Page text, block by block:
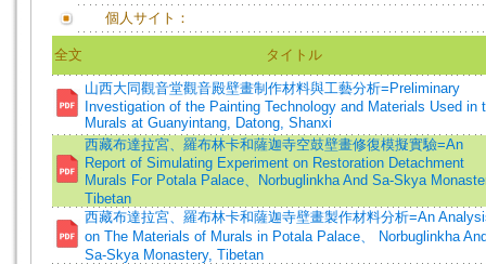
個人サイト：
全文 タイトル
山西大同觀音堂觀音殿壁畫制作材料與工藝分析=Preliminary
Investigation of the Painting Technology and Materials Used in
Murals at Guanyintang, Datong, Shanxi
西藏布達拉宮、羅布林卡和薩迦寺空鼓壁畫修復模擬實驗=An
Report of Simulating Experiment on Restoration Detachment
Murals For Potala Palace、Norbuglinkha And Sa-Skya
Tibetan
西藏布達拉宮、羅布林卡和薩迦寺壁畫製作材料分析=An
on The Materials of Murals in Potala Palace、 Norbuglinkha
Sa-Skya Monastery, Tibetan